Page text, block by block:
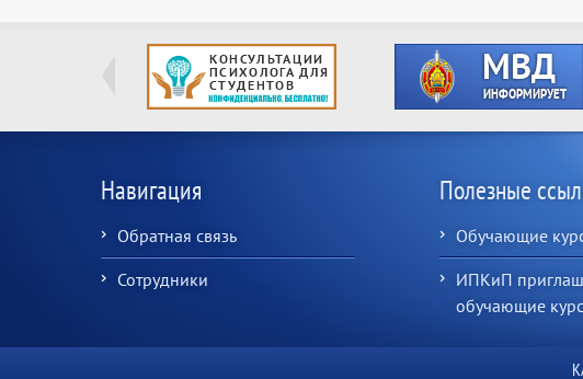
Навигация
Обратная связь
Сотрудники
Полезные
Обучающие
ИПКиП
обучающие